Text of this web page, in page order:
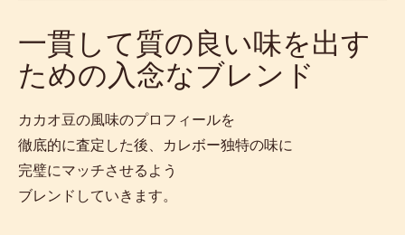
一貫して質の良い味を出す
ための入念なブレンド
カカオ豆の風味のプロフィールを
徹底的に査定した後、カレボー独特の味に
完璧にマッチさせるよう
ブレンドしていきます。